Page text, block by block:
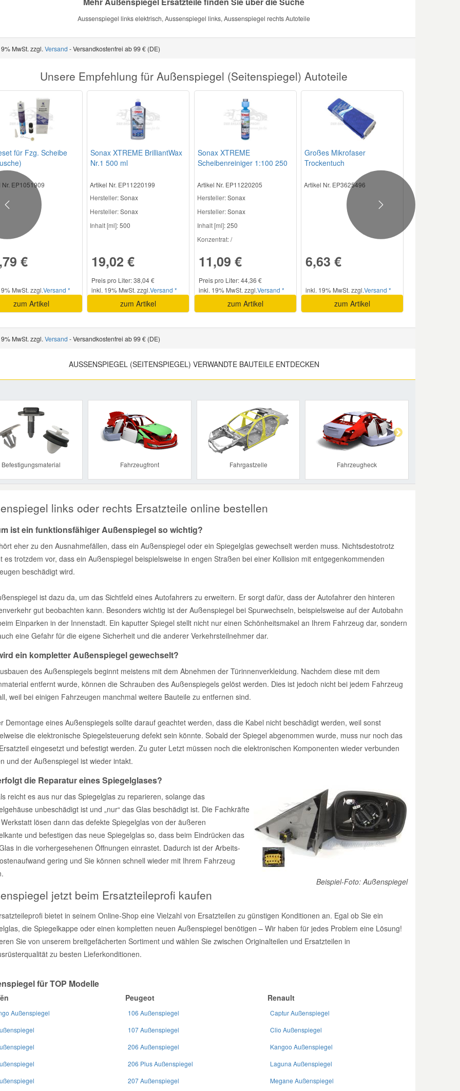
Aussenspiegel links elektrisch, Aussenspiegel links, Aussenspiegel rechts Autoteile
MwSt. zzgl. Versand - Versandkostenfrei ab 99 € (DE)
Unsere Empfehlung für Außenspiegel (Seitenspiegel) Autoteile
für Fzg. Scheibe
Nr. EP1051909
€
MwSt. zzgl.Versand *
zum Artikel
Sonax XTREME BrilliantWax
Nr.1 500 ml
Artikel Nr. EP11220199
Hersteller: Sonax
Hersteller:Sonax
Inhalt [ml]:500
19,02 €
Preis pro Liter: 38,04 €
inkl. 19% MwSt. zzgl.Versand *
zum Artikel
Sonax XTREME
Scheibenreiniger 1:100 250
Artikel Nr. EP11220205
Hersteller: Sonax
Hersteller:Sonax
Inhalt [ml]:250
Konzentrat:/
11,09 €
Preis pro Liter: 44,36 €
inkl. 19% MwSt. zzgl.Versand *
zum Artikel
Großes Mikrofaser
Trockentuch
Artikel Nr. EP3625496
6,63 €
inkl. 19% MwSt. zzgl.Versand *
zum Artikel
Previous Next
MwSt. zzgl. Versand - Versandkostenfrei ab 99 € (DE)
AUSSENSPIEGEL (SEITENSPIEGEL) VERWANDTE BAUTEILE ENTDECKEN
Befestigungsmaterial Fahrzeugfront Fahrgastzelle Fahrzeugheck
Previous
links oder rechts Ersatzteile online bestellen
ist ein funktionsfähiger Außenspiegel so wichtig?
eher zu den Ausnahmefällen, dass ein Außenspiegel oder ein Spiegelglas gewechselt werden muss. Nichtsdestotrotz
es trotzdem vor, dass ein Außenspiegel beispielsweise in engen Straßen bei einer Kollision mit entgegenkommenden
beschädigt wird.
ist dazu da, um das Sichtfeld eines Autofahrers zu erweitern. Er sorgt dafür, dass der Autofahrer den hinteren
gut beobachten kann. Besonders wichtig ist der Außenspiegel bei Spurwechseln, beispielsweise auf der Autobahn
Einparken in der Innenstadt. Ein kaputter Spiegel stellt nicht nur einen Schönheitsmakel an Ihrem Fahrzeug dar, sondern
eine Gefahr für die eigene Sicherheit und die anderer Verkehrsteilnehmer dar.
ein kompletter Außenspiegel gewechselt?
des Außenspiegels beginnt meistens mit dem Abnehmen der Türinnenverkleidung. Nachdem diese mit dem
entfernt wurde, können die Schrauben des Außenspiegels gelöst werden. Dies ist jedoch nicht bei jedem Fahrzeug
weil bei einigen Fahrzeugen manchmal weitere Bauteile zu entfernen sind.
Demontage eines Außenspiegels sollte darauf geachtet werden, dass die Kabel nicht beschädigt werden, weil sonst
die elektronische Spiegelsteuerung defekt sein könnte. Sobald der Spiegel abgenommen wurde, muss nur noch das
eingesetzt und befestigt werden. Zu guter Letzt müssen noch die elektronischen Komponenten wieder verbunden
und der Außenspiegel ist wieder intakt.
Beispiel-Foto: Außenspiegel
die Reparatur eines Spiegelglases?
reicht es aus nur das Spiegelglas zu reparieren, solange das
unbeschädigt ist und „nur“ das Glas beschädigt ist. Die Fachkräfte
lösen dann das defekte Spiegelglas von der äußeren
und befestigen das neue Spiegelglas so, dass beim Eindrücken das
in die vorhergesehenen Öffnungen einrastet. Dadurch ist der Arbeits-
gering und Sie können schnell wieder mit Ihrem Fahrzeug
jetzt beim Ersatzteileprofi kaufen
bietet in seinem Online-Shop eine Vielzahl von Ersatzteilen zu günstigen Konditionen an. Egal ob Sie ein
die Spiegelkappe oder einen kompletten neuen Außenspiegel benötigen – Wir haben für jedes Problem eine Lösung!
Sie von unserem breitgefächerten Sortiment und wählen Sie zwischen Originalteilen und Ersatzteilen in
zu besten Lieferkonditionen.
für TOP Modelle
Außenspiegel
Peugeot
106 Außenspiegel
107 Außenspiegel
206 Außenspiegel
206 Plus Außenspiegel
207 Außenspiegel
Renault
Captur Außenspiegel
Clio Außenspiegel
Kangoo Außenspiegel
Laguna Außenspiegel
Megane Außenspiegel